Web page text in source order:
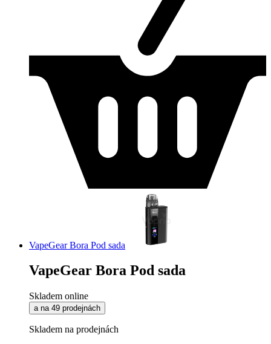
VapeGear Bora Pod sada
VapeGear Bora Pod sada
Skladem online
a na 49 prodejnách
Skladem na prodejnách